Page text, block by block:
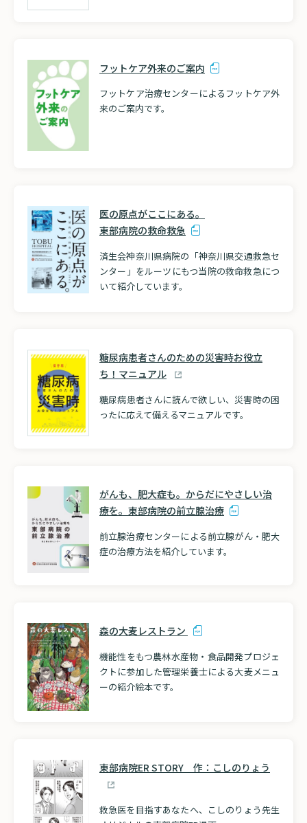
フットケア外来のご案内
フットケア治療センターによるフットケア外
来のご案内です。
医の原点がここにある。
東部病院の救命救急
済生会神奈川県病院の「神奈川県交通救急セ
ンター」をルーツにもつ当院の救命救急につ
いて紹介しています。
糖尿病患者さんのための災害時お役立
ち！ マニュアル
糖尿病患者さんに読んで欲しい、災害時の困
ったに応えて備えるマニュアルです。
がんも、肥大症も。からだにやさしい治
療を。東部病院の前立腺治療
前立腺治療センターによる前立腺がん・肥大
症の治療方法を紹介しています。
森の大麦レストラン
機能性をもつ農林水産物・食品開発プロジェ
クトに参加した管理栄養士による大麦メニュ
ーの紹介絵本です。
東部病院ER STORY 作：こしのりょう
救急医を目指すあなたへ、こしのりょう先生